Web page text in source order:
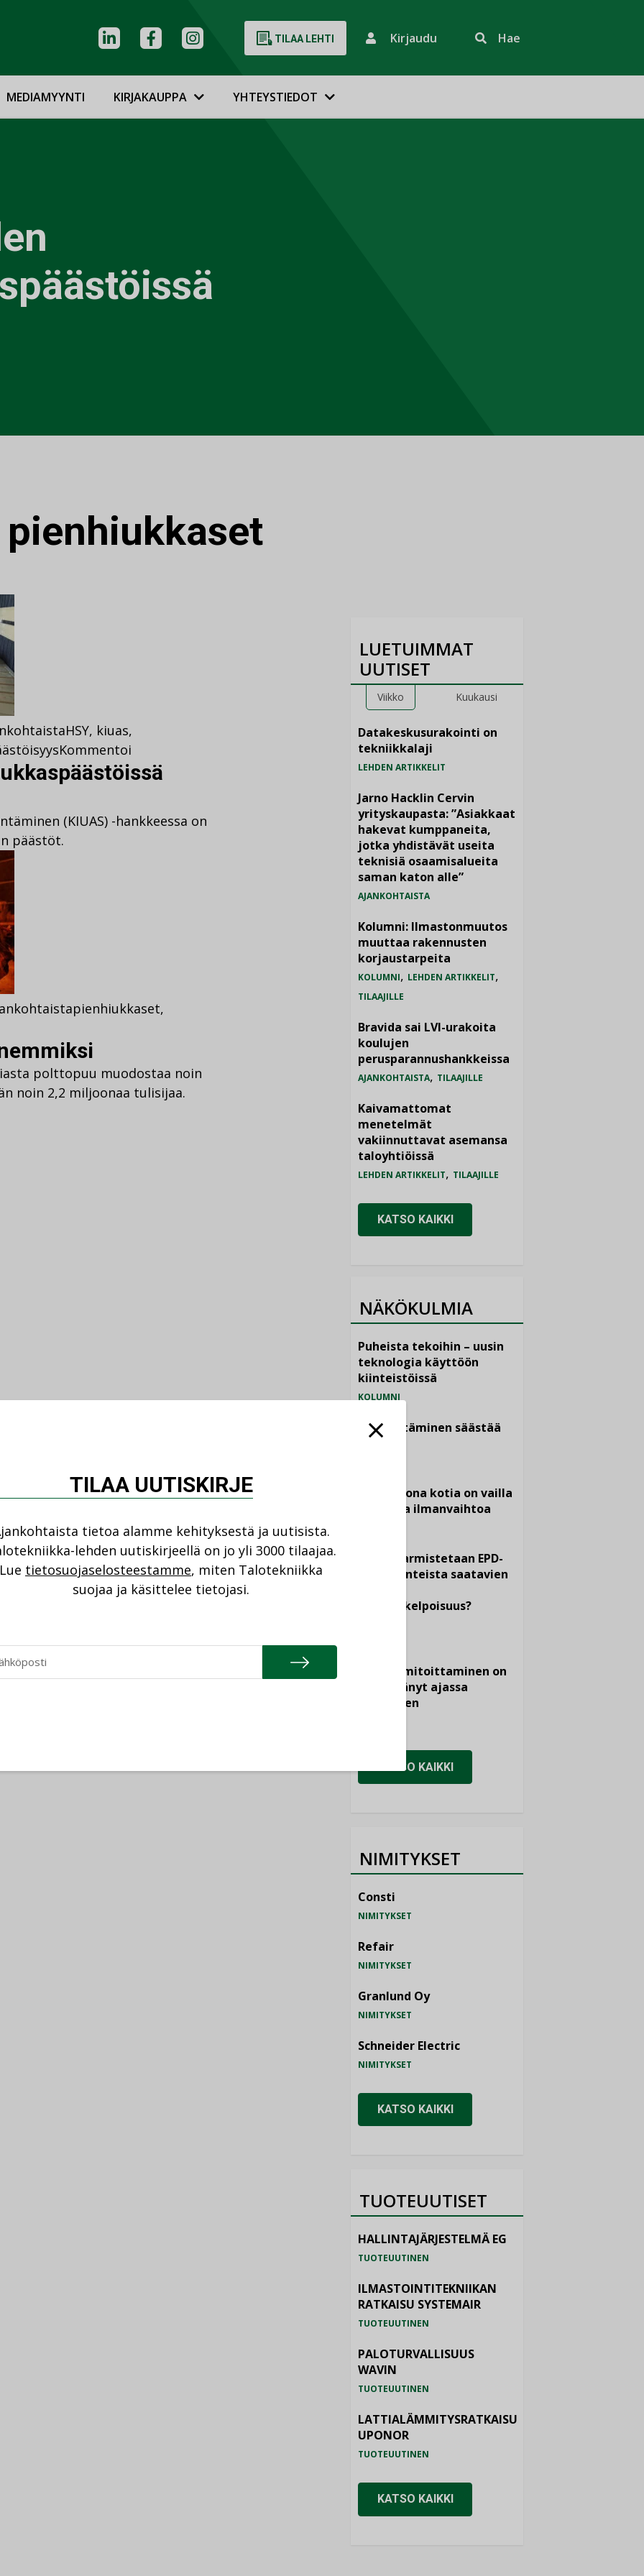
TILAA LEHTI Kirjaudu Hae
MEDIAMYYNTI KIRJAKAUPPA YHTEYSTIEDOT
pienhiukkaset
HSY, kiuas,
Kommentoi
(KIUAS) -hankkeessa on
päästöt.
pienhiukkaset,
polttopuu muodostaa noin
noin 2,2 miljoonaa tulisijaa.
LUETUIMMAT
UUTISET
Viikko Kuukausi
Datakeskusurakointi on
tekniikkalaji
LEHDEN ARTIKKELIT
Jarno Hacklin Cervin
yrityskaupasta: ”Asiakkaat
hakevat kumppaneita,
jotka yhdistävät useita
teknisiä osaamisalueita
saman katon alle”
AJANKOHTAISTA
Kolumni: Ilmastonmuutos
muuttaa rakennusten
korjaustarpeita
KOLUMNI, LEHDEN ARTIKKELIT,
TILAAJILLE
Bravida sai LVI-urakoita
koulujen
perusparannushankkeissa
AJANKOHTAISTA, TILAAJILLE
Kaivamattomat
menetelmät
vakiinnuttavat asemansa
taloyhtiöissä
LEHDEN ARTIKKELIT, TILAAJILLE
KATSO KAIKKI
NÄKÖKULMIA
Puheista tekoihin – uusin
teknologia käyttöön
kiinteistöissä
KOLUMNI
Sähköistäminen säästää
Yli miljoona kotia on vailla
toimivaa ilmanvaihtoa
Miten varmistetaan EPD-
dokumenteista saatavien
vertailukelpoisuus?
viemärimitoittaminen on
jämähtänyt ajassa
paikalleen
KATSO KAIKKI
NIMITYKSET
Consti
NIMITYKSET
Refair
NIMITYKSET
Granlund Oy
NIMITYKSET
Schneider Electric
NIMITYKSET
KATSO KAIKKI
TUOTEUUTISET
HALLINTAJÄRJESTELMÄ EG
TUOTEUUTINEN
ILMASTOINTITEKNIIKAN
RATKAISU SYSTEMAIR
TUOTEUUTINEN
PALOTURVALLISUUS
WAVIN
TUOTEUUTINEN
LATTIALÄMMITYSRATKAISU
UPONOR
TUOTEUUTINEN
KATSO KAIKKI
TILAA UUTISKIRJE
tietoa alamme kehityksestä ja uutisista.
lehden uutiskirjeellä on jo yli 3000 tilaajaa.
Lue tietosuojaselosteestamme, miten Talotekniikka
suojaa ja käsittelee tietojasi.